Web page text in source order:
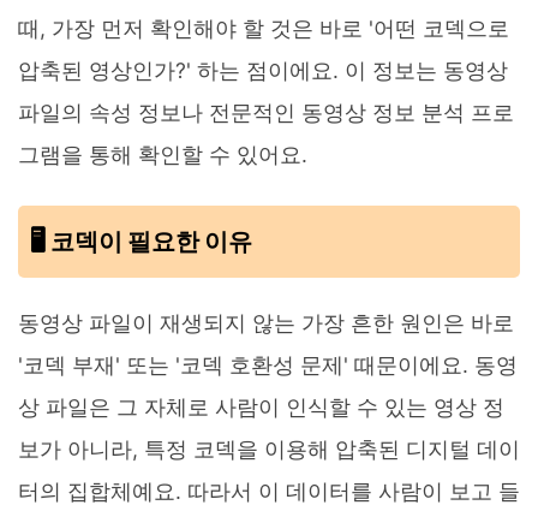
때, 가장 먼저 확인해야 할 것은 바로 '어떤 코덱으로
압축된 영상인가?' 하는 점이에요. 이 정보는 동영상
파일의 속성 정보나 전문적인 동영상 정보 분석 프로
그램을 통해 확인할 수 있어요.
🖥️ 코덱이 필요한 이유
동영상 파일이 재생되지 않는 가장 흔한 원인은 바로
'코덱 부재' 또는 '코덱 호환성 문제' 때문이에요. 동영
상 파일은 그 자체로 사람이 인식할 수 있는 영상 정
보가 아니라, 특정 코덱을 이용해 압축된 디지털 데이
터의 집합체예요. 따라서 이 데이터를 사람이 보고 들